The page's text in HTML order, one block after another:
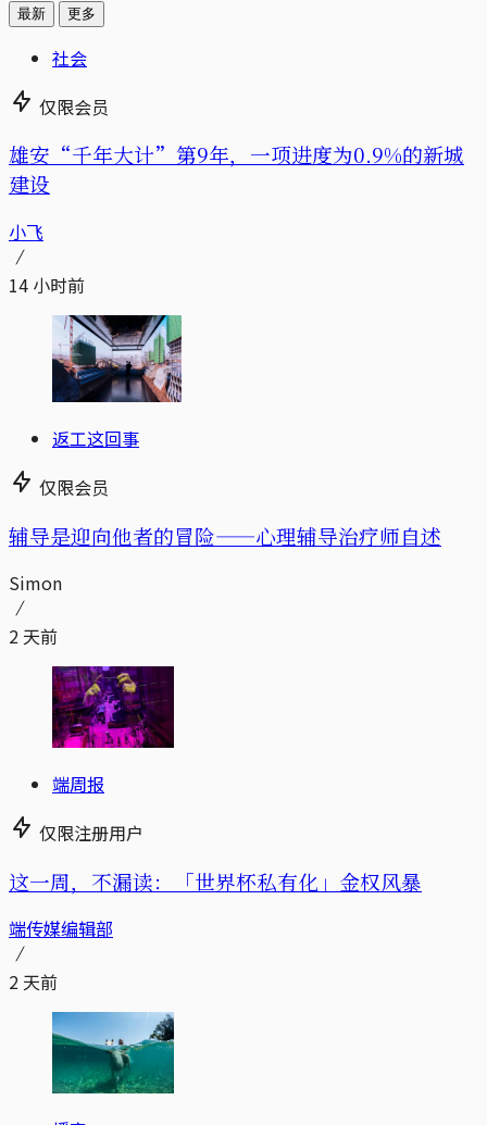
最新 更多
社会
仅限会员
雄安“千年大计”第9年，一项进度为0.9%的新城
建设
小飞
14 小时前
返工这回事
仅限会员
辅导是迎向他者的冒险——心理辅导治疗师自述
Simon
2 天前
端周报
仅限注册用户
这一周，不漏读：「世界杯私有化」金权风暴
端传媒编辑部
2 天前